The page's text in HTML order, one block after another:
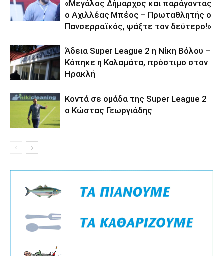
«Μεγάλος Δήμαρχος και παράγοντας
ο Αχιλλέας Μπέος – Πρωταθλητής ο
Πανσερραϊκός, ψάξτε τον δεύτερο!»
Άδεια Super League 2 η Νίκη Βόλου –
Κόπηκε η Καλαμάτα, πρόστιμο στον
Ηρακλή
Κοντά σε ομάδα της Super League 2
o Κώστας Γεωργιάδης